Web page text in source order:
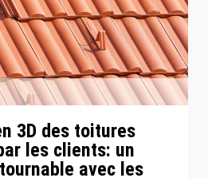
3D des toitures
les clients: un
avec les